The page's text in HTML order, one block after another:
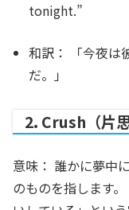
tonight.”
和訳：
「今夜
だ。」
2. Crush（片
意味： 誰かに夢中
のものを指します